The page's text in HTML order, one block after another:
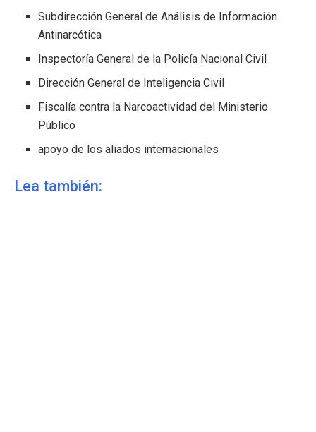
Subdirección General de Análisis de Información
Antinarcótica
Inspectoría General de la Policía Nacional Civil
Dirección General de Inteligencia Civil
Fiscalía contra la Narcoactividad del Ministerio
Público
apoyo de los aliados internacionales
Lea también: